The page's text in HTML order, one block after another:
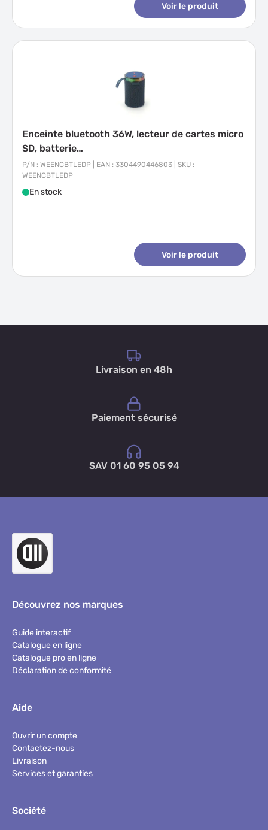
Voir le produit
Enceinte bluetooth 36W, lecteur de cartes micro
SD, batterie…
P/N : WEENCBTLEDP | EAN : 3304490446803 | SKU :
WEENCBTLEDP
En stock
Voir le produit
Livraison en 48h
Paiement sécurisé
SAV 01 60 95 05 94
Découvrez nos marques
Guide interactif
Catalogue en ligne
Catalogue pro en ligne
Déclaration de conformité
Aide
Ouvrir un compte
Contactez-nous
Livraison
Services et garanties
Société